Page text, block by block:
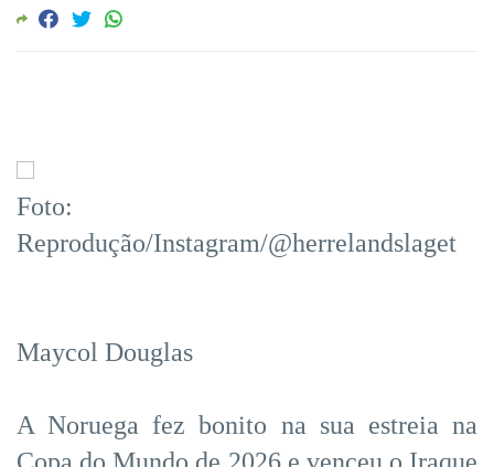
Foto:
Reprodução/Instagram/@herrelandslaget
Maycol Douglas
A Noruega fez bonito na sua estreia na